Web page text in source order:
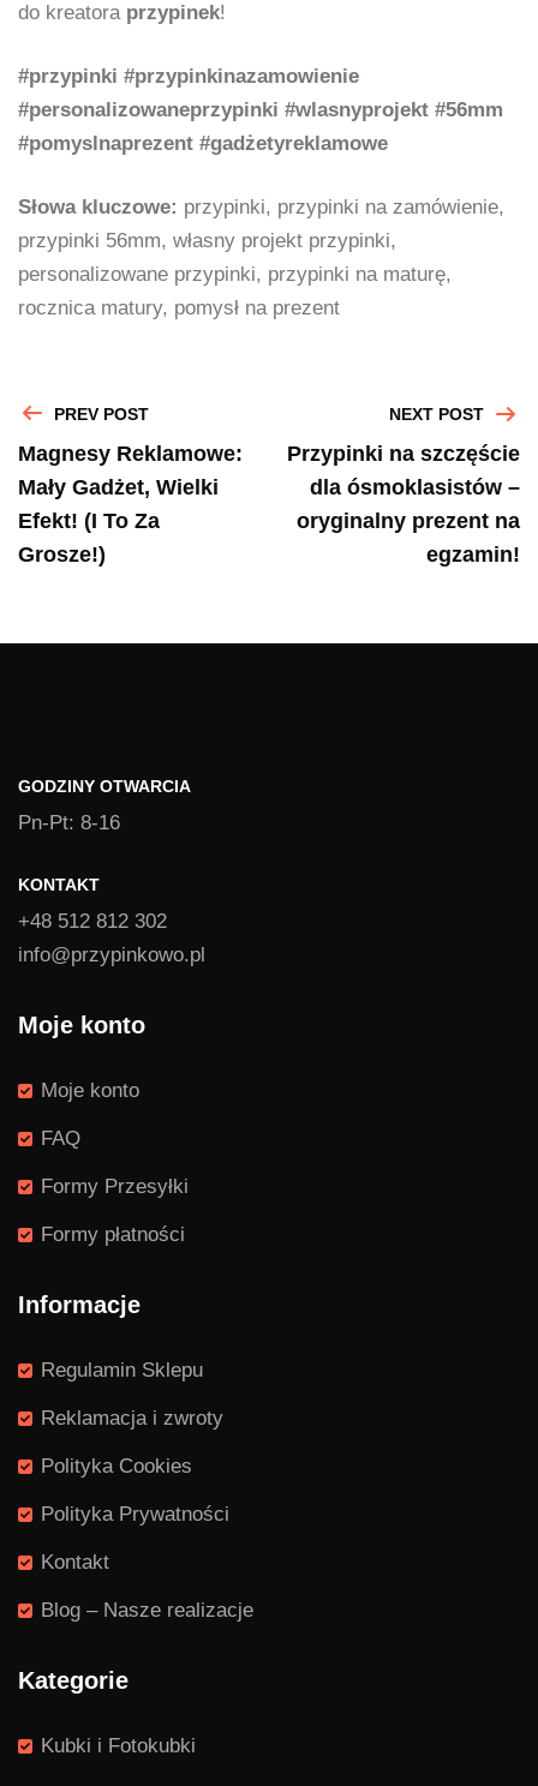
do kreatora przypinek!
#przypinki #przypinkinazamowienie
#personalizowaneprzypinki #wlasnyprojekt #56mm
#pomyslnaprezent #gadżetyreklamowe
Słowa kluczowe: przypinki, przypinki na zamówienie,
przypinki 56mm, własny projekt przypinki,
personalizowane przypinki, przypinki na maturę,
rocznica matury, pomysł na prezent
PREV POST
Magnesy Reklamowe:
Mały Gadżet, Wielki
Efekt! (I To Za
Grosze!)
NEXT POST
Przypinki na szczęście
dla ósmoklasistów –
oryginalny prezent na
egzamin!
GODZINY OTWARCIA
Pn-Pt: 8-16
KONTAKT
+48 512 812 302
info@przypinkowo.pl
Moje konto
Moje konto
FAQ
Formy Przesyłki
Formy płatności
Informacje
Regulamin Sklepu
Reklamacja i zwroty
Polityka Cookies
Polityka Prywatności
Kontakt
Blog – Nasze realizacje
Kategorie
Kubki i Fotokubki